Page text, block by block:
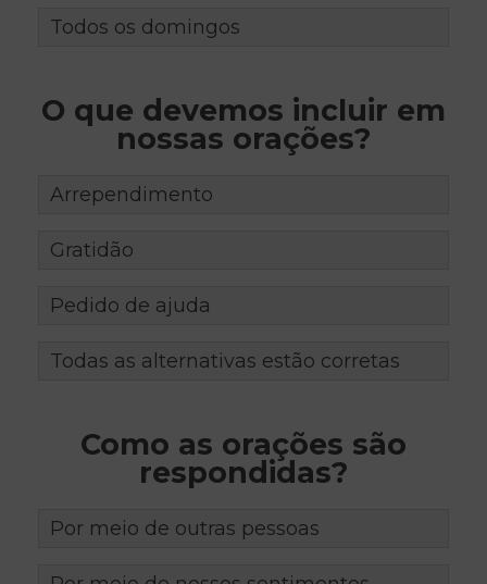
Todos os domingos
O que devemos incluir em
nossas orações?
Arrependimento
Gratidão
Pedido de ajuda
Todas as alternativas estão corretas
Como as orações são
respondidas?
Por meio de outras pessoas